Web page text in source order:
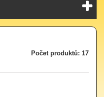
Počet produktů: 17